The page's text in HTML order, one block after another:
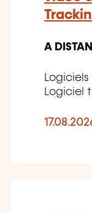
A
Logiciel